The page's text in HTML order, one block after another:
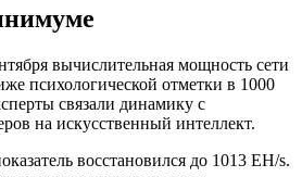
вычислительная мощность сети
психологической отметки в 1000
связали динамику с
на искусственный интеллект.
восстановился до 1013 EH/s.